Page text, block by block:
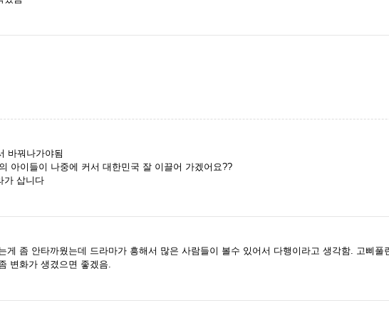
바꿔나가야됨
아이들이 나중에 커서 대한민국 잘 이끌어 가겠어요??
가 삽니다
게 좀 안타까웠는데 드라마가 흥해서 많은 사람들이 볼수 있어서 다행이라고 생각함. 고삐
변화가 생겼으면 좋겠음.